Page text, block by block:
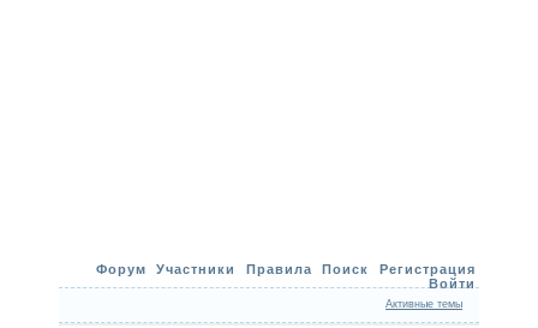
Форум Участники Правила Поиск
Регистрация
Войти
Активные темы